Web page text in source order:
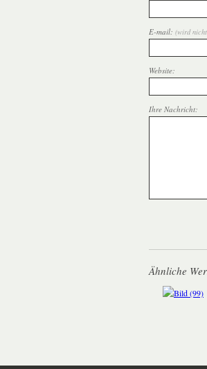
E-mail: (wird
Website:
Ihre Nachricht:
Ähnliche